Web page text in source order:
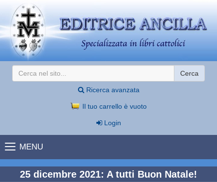
Cerca
Ricerca avanzata
Il tuo carrello è vuoto
Login
MENU
25 dicembre 2021: A tutti Buon Natale!